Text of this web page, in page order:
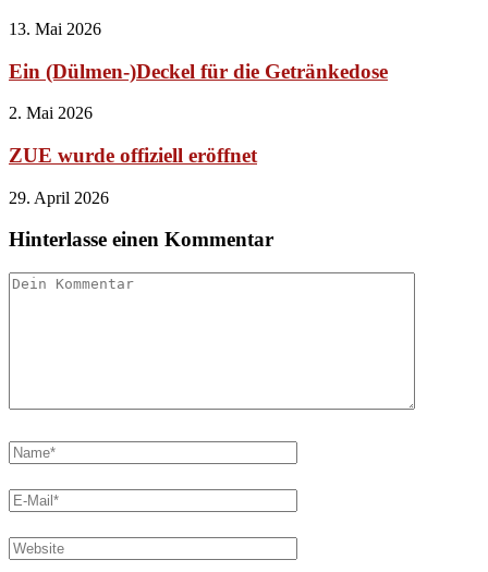
13. Mai 2026
Ein (Dülmen-)Deckel für die Getränkedose
2. Mai 2026
ZUE wurde offiziell eröffnet
29. April 2026
Hinterlasse einen Kommentar